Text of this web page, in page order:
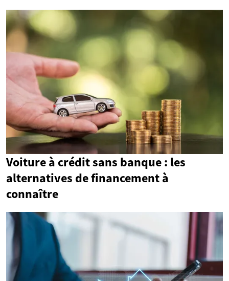
Voiture à crédit sans banque : les
alternatives de financement à
connaître